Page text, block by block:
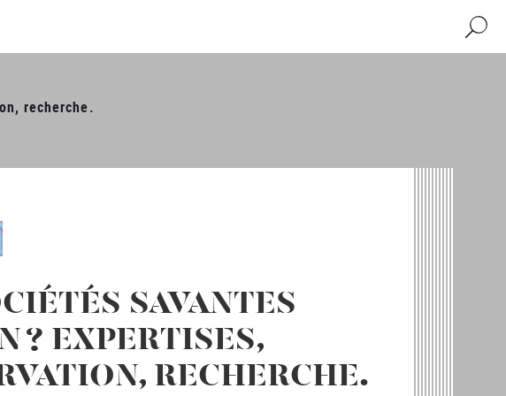
recherche.
SAVANTES
? EXPERTISES,
RECHERCHE.